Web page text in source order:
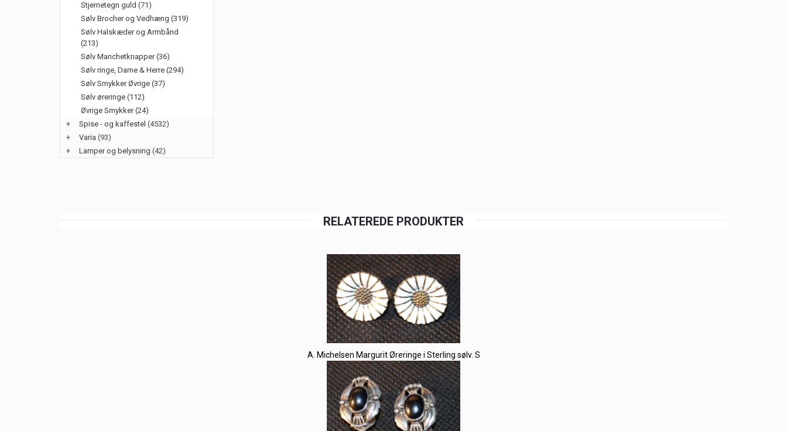
Stjernetegn guld (71)
Sølv Brocher og Vedhæng (319)
Sølv Halskæder og Armbånd
(213)
Sølv Manchetknapper (36)
Sølv ringe, Dame & Herre (294)
Sølv Smykker Øvrige (37)
Sølv øreringe (112)
Øvrige Smykker (24)
+
Spise - og kaffestel (4532)
+
Varia (93)
+
Lamper og belysning (42)
RELATEREDE PRODUKTER
A. Michelsen Margurit Øreringe i Sterling sølv. S